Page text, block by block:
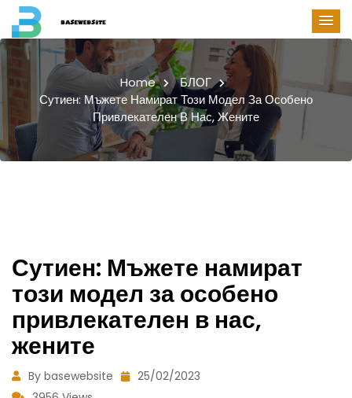
Home
БЛОГ
Сутиен: Мъжете Намират Този Модел За Особено
Привлекателен В Нас, Жените
Сутиен: Мъжете намират
този модел за особено
привлекателен в нас,
жените
By basewebsite
25/02/2023